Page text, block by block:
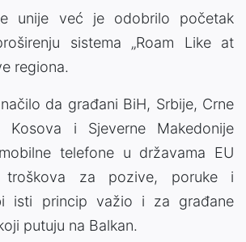
unije već je odobrilo početak
sistema „Roam Like at
regiona.
da građani BiH, Srbije, Crne
Kosova i Sjeverne Makedonije
telefone u državama EU
troškova za pozive, poruke i
isti princip važio i za građane
putuju na Balkan.